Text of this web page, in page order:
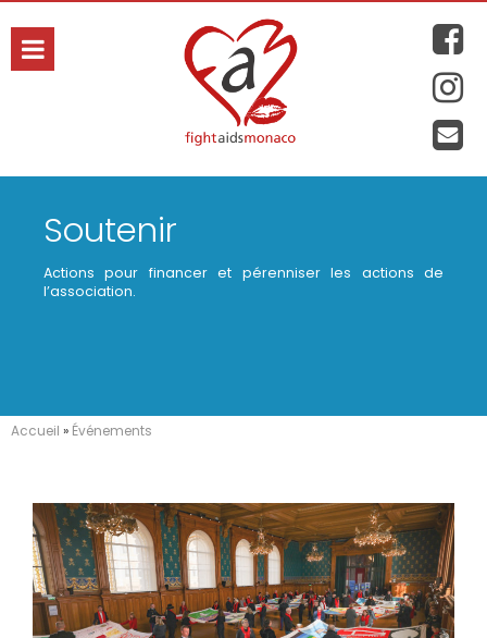
Soutenir
Actions pour financer et pérenniser les actions de
l’association.
Accueil » Événements